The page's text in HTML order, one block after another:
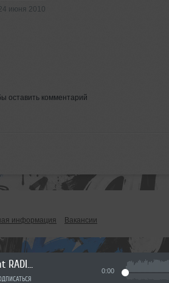
Echoes of the MegaNight RADIO #54
0:00
июня 2010
оставить комментарий
информация Вакансии